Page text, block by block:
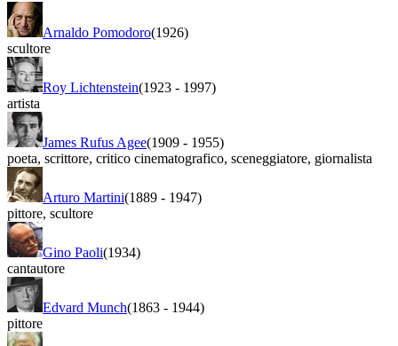
Arnaldo Pomodoro(1926)
scultore
Roy Lichtenstein(1923 - 1997)
artista
James Rufus Agee(1909 - 1955)
poeta, scrittore, critico cinematografico, sceneggiatore, giornalista
Arturo Martini(1889 - 1947)
pittore, scultore
Gino Paoli(1934)
cantautore
Edvard Munch(1863 - 1944)
pittore